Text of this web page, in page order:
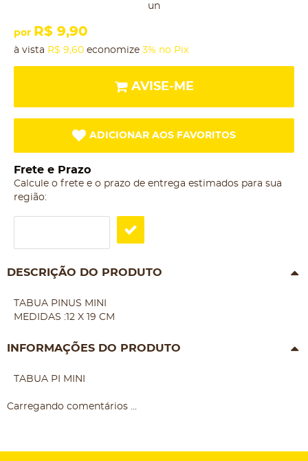
un
por R$ 9,90
à vista R$ 9,60 economize 3% no Pix
AVISE-ME
ADICIONAR AOS FAVORITOS
Frete e Prazo
Calcule o frete e o prazo de entrega estimados para sua
região:
DESCRIÇÃO DO PRODUTO
TABUA PINUS MINI
MEDIDAS :12 X 19 CM
INFORMAÇÕES DO PRODUTO
TABUA PI MINI
Carregando comentários ...